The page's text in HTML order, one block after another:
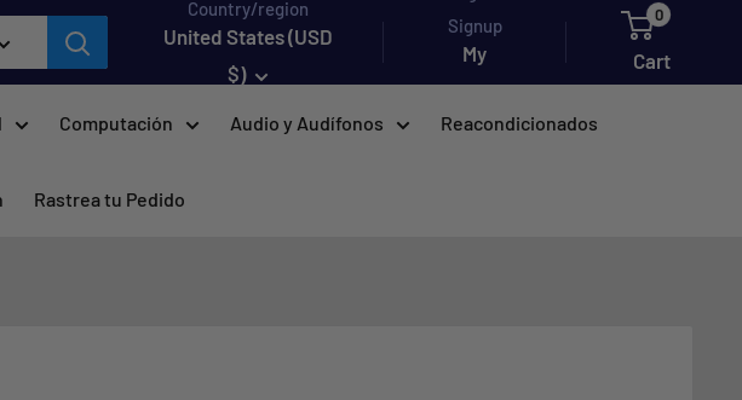
Country/region
United States (USD
$)
Signup
My
account
0
Cart
Computación Audio y Audífonos Reacondicionados
Rastrea tu Pedido